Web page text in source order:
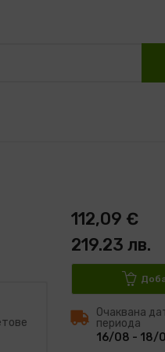
112,09 €
219.23 лв.
Очаквана
периода
16/08 - 18/